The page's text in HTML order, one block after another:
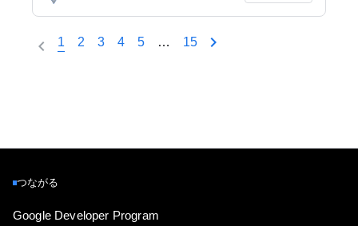
1 2 3 4 5 … 15
つながる
Google Developer Program